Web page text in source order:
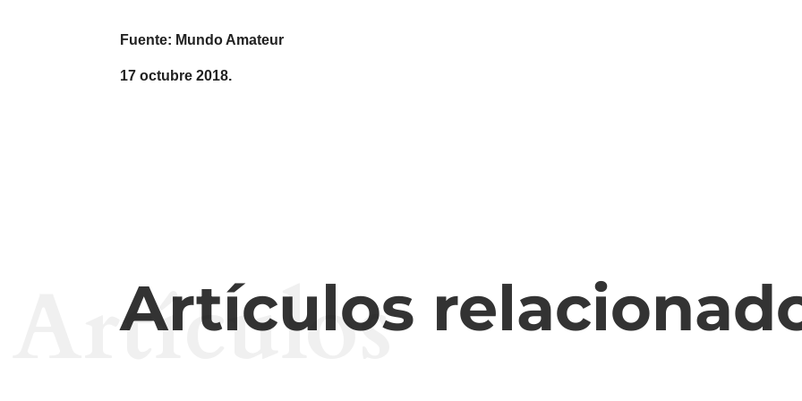
Fuente: Mundo Amateur
17 octubre 2018.
Artículos
Artículos